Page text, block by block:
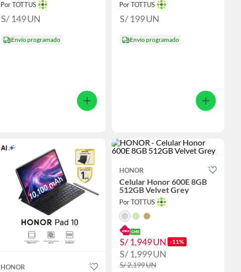
Por TOTTUS
S/ 149UN
Envío programado
Por TOTTUS
S/ 199UN
Envío programado
HONOR
HONOR
Celular Honor 600E 8GB
512GB Velvet Grey
Por TOTTUS
S/ 1,949UN -11%
S/ 1,999UN
S/ 2,199UN